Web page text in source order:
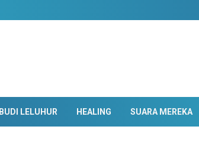
BUDI LELUHUR HEALING SUARA MEREKA